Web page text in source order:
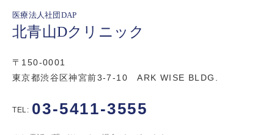
医療法人社団DAP
北青山Dクリニック
〒150-0001
東京都渋谷区神宮前3-7-10 ARK WISE BLDG.
TEL: 03-5411-3555